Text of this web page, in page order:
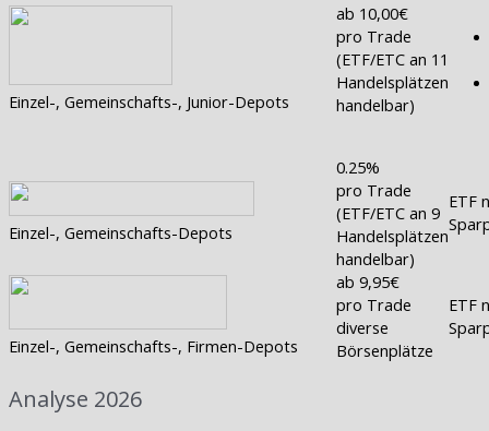
Einzel-, Gemeinschafts-, Junior-Depots
ab 10,00€
pro Trade
(ETF/ETC an 11
Handelsplätzen
handelbar)
Einzel-, Gemeinschafts-Depots
0.25%
pro Trade
(ETF/ETC an 9
Handelsplätzen
handelbar)
ETF
Einzel-, Gemeinschafts-, Firmen-Depots
ab 9,95€
pro Trade
diverse
Börsenplätze
ETF
Analyse 2026